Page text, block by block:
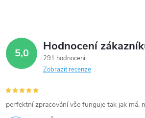
l
d
a
c
í
5,0 Hodnocení
291 hodnocení
Zobrazit recenze
perfektní zpracování vše funguje tak jak má,